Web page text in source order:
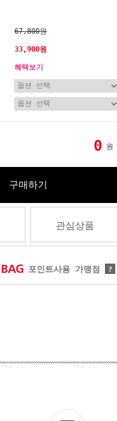
67,800원
33,900원
혜택보기
0 원
구매하기
관심상품
포인트사용 가맹점 ?